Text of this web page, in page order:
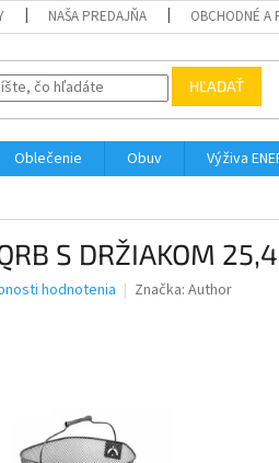
NAŠA PREDAJŇA OBCHODNÉ A
HĽADAŤ
Oblečenie Obuv Výživa
S DRŽIAKOM
hodnotenia Značka: Author